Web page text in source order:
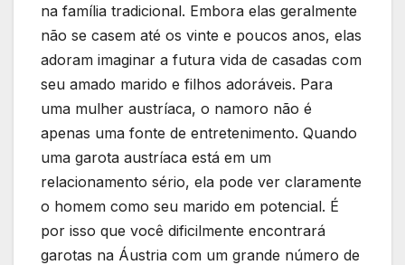
na família tradicional. Embora elas geralmente
não se casem até os vinte e poucos anos, elas
adoram imaginar a futura vida de casadas com
seu amado marido e filhos adoráveis. Para
uma mulher austríaca, o namoro não é
apenas uma fonte de entretenimento. Quando
uma garota austríaca está em um
relacionamento sério, ela pode ver claramente
o homem como seu marido em potencial. É
por isso que você dificilmente encontrará
garotas na Áustria com um grande número de